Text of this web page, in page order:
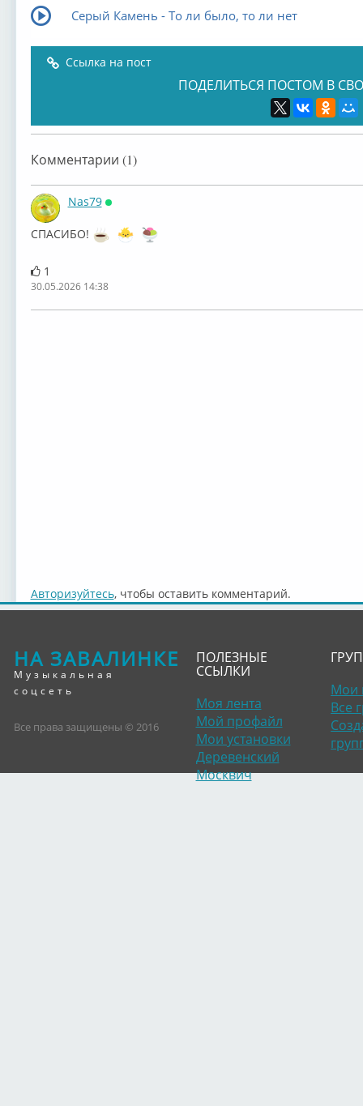
Серый Камень - То ли было, то ли нет
Ссылка на пост
ПОДЕЛИТЬСЯ ПОСТОМ В
Комментарии (1)
Nas79
СПАСИБО!
1
30.05.2026 14:38
Авторизуйтесь, чтобы оставить комментарий.
НА ЗАВАЛИНКЕ
Музыкальная
соцсеть
Все права защищены © 2016
ПОЛЕЗНЫЕ
ССЫЛКИ
Моя лента
Мой профайл
Мои установки
Деревенский
Москвич
Мои
Все